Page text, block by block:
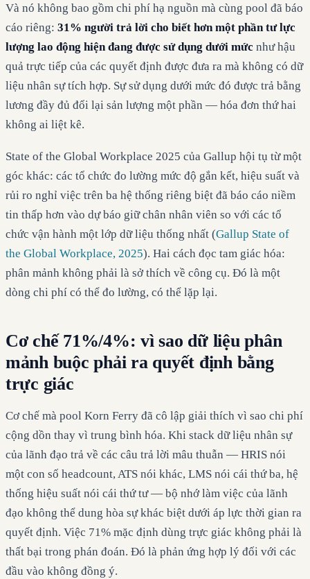
Và nó không bao gồm chi phí hạ nguồn mà cùng pool đã báo
cáo riêng: 31% người trả lời cho biết hơn một phần tư lực
lượng lao động hiện đang được sử dụng dưới mức như hậu
quả trực tiếp của các quyết định được đưa ra mà không có dữ
liệu nhân sự tích hợp. Sự sử dụng dưới mức đó được trả bằng
lương đầy đủ đổi lại sản lượng một phần — hóa đơn thứ hai
không ai liệt kê.
State of the Global Workplace 2025 của Gallup hội tụ từ một
góc khác: các tổ chức đo lường mức độ gắn kết, hiệu suất và
rủi ro nghỉ việc trên ba hệ thống riêng biệt đã báo cáo niềm
tin thấp hơn vào dự báo giữ chân nhân viên so với các tổ
chức vận hành một lớp dữ liệu thống nhất (Gallup State of
the Global Workplace, 2025). Hai cách đọc tam giác hóa:
phân mảnh không phải là sở thích về công cụ. Đó là một
dòng chi phí có thể đo lường, có thể lặp lại.
Cơ chế 71%/4%: vì sao dữ liệu phân
mảnh buộc phải ra quyết định bằng
trực giác
Cơ chế mà pool Korn Ferry đã cô lập giải thích vì sao chi phí
cộng dồn thay vì trung bình hóa. Khi stack dữ liệu nhân sự
của lãnh đạo trả về các câu trả lời mâu thuẫn — HRIS nói
một con số headcount, ATS nói khác, LMS nói cái thứ ba, hệ
thống hiệu suất nói cái thứ tư — bộ nhớ làm việc của lãnh
đạo không thể dung hòa sự khác biệt dưới áp lực thời gian ra
quyết định. Việc 71% mặc định dùng trực giác không phải là
thất bại trong phán đoán. Đó là phản ứng hợp lý đối với các
đầu vào không đồng ý.